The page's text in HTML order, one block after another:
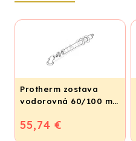
Protherm zostava
vodorovná 60/100 mm
55,74 €